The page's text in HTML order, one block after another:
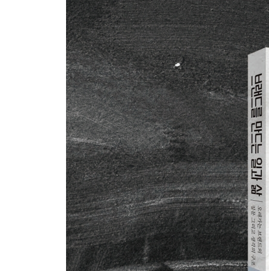
사람을 위한 구조, 브랜드를 위한 시스템
브랜딩 프로세스 3단계
기억하게 만드는 결정적 순간의 설계
콘텐츠 주제 선정 4단계
브랜드의 세 가지 기본 구조
브랜드 가치는 상황에서 만들어진다
아이디어의 세 얼굴
싸게 시작하면 싸게 기억된다
브랜드 경험을 구성하는 세 가지 요소
고객이 마주하는 브랜드의 세 가지 가치
지역민이 선택하는 로컬브랜드의 조건
로컬브랜드가 되기 위한 다섯 가지 조건
브랜드 정체성 구축을 위한 10개의 질문
CHAPTER 4 철학: 철학이 브랜드를 지속시킨다
영민한 침묵
쓸모없는 순간들의 쓸모